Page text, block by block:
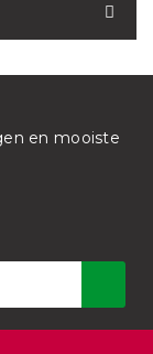
en mooiste